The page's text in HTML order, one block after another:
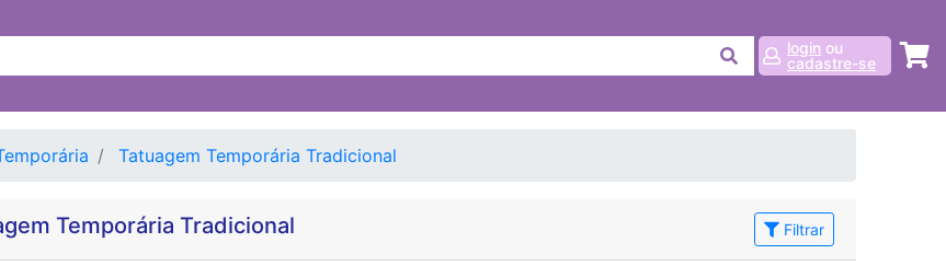
login ou
cadastre-se
Tatuagem Temporária Tradicional
Temporária Tradicional Filtrar